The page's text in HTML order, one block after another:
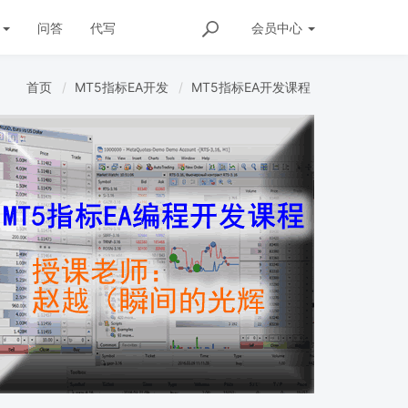
问答 代写 会员中心
首页 MT5指标EA开发 MT5指标EA开发课程